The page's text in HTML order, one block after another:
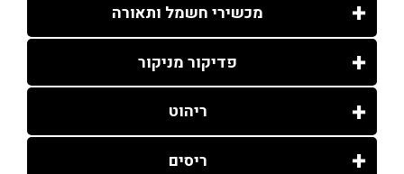
מכשירי חשמל ותאורה
פדיקור מניקור
ריהוט
ריסים